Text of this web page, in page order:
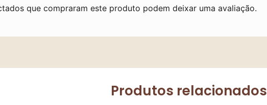
que compraram este produto podem deixar uma avaliação.
Produtos relacionados